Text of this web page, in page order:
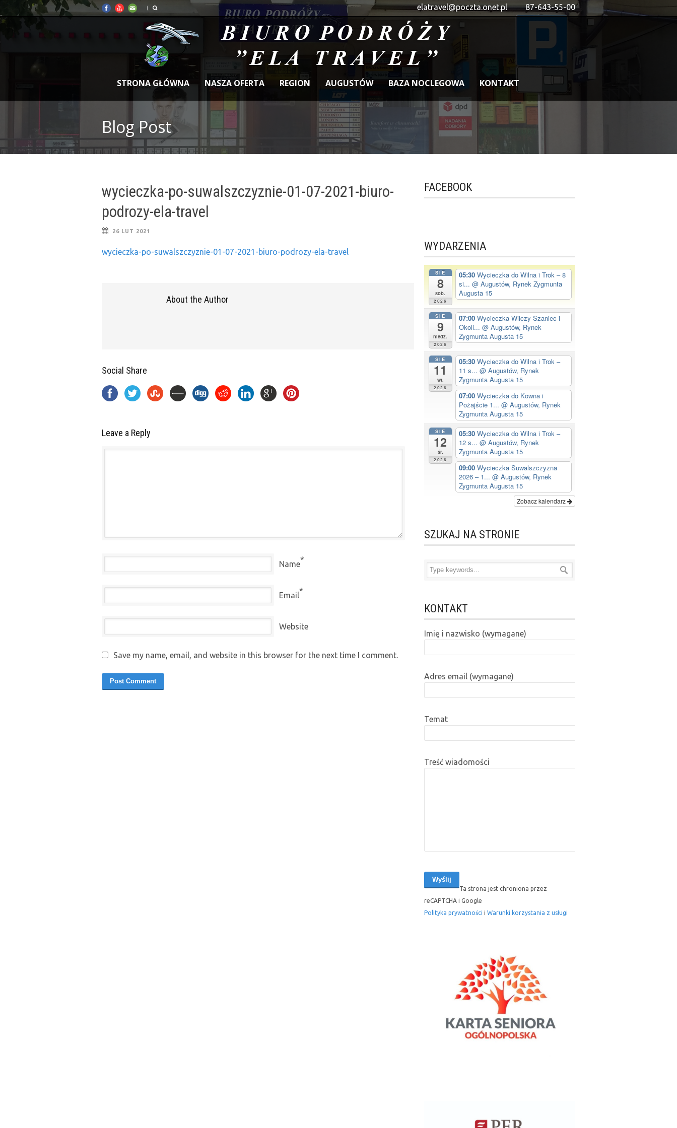
elatravel@poczta.onet.pl 87-643-55-00
STRONA GŁÓWNA NASZA OFERTA REGION AUGUSTÓW BAZA NOCLEGOWA KONTAKT
Blog Post
wycieczka-po-suwalszczyznie-01-07-2021-biuro-
podrozy-ela-travel
26 LUT 2021
wycieczka-po-suwalszczyznie-01-07-2021-biuro-podrozy-ela-travel
About the Author
Social Share
Leave a Reply
Name*
Email*
Website
Save my name, email, and website in this browser for the next time I comment.
FACEBOOK
WYDARZENIA
SIE
8
sob.
2026
05:30 Wycieczka do Wilna i Trok – 8
si... @ Augustów, Rynek Zygmunta
Augusta 15
SIE
9
niedz.
2026
07:00 Wycieczka Wilczy Szaniec i
Okoli... @ Augustów, Rynek
Zygmunta Augusta 15
SIE
11
wt.
2026
05:30 Wycieczka do Wilna i Trok –
11 s... @ Augustów, Rynek
Zygmunta Augusta 15
07:00 Wycieczka do Kowna i
Pożajście 1... @ Augustów, Rynek
Zygmunta Augusta 15
SIE
12
śr.
2026
05:30 Wycieczka do Wilna i Trok –
12 s... @ Augustów, Rynek
Zygmunta Augusta 15
09:00 Wycieczka Suwalszczyzna
2026 – 1... @ Augustów, Rynek
Zygmunta Augusta 15
Zobacz kalendarz
SZUKAJ NA STRONIE
KONTAKT
Imię i nazwisko (wymagane)
Adres email (wymagane)
Temat
Treść wiadomości
Ta strona jest chroniona przez
reCAPTCHA i Google
Polityka prywatności i Warunki korzystania z usługi